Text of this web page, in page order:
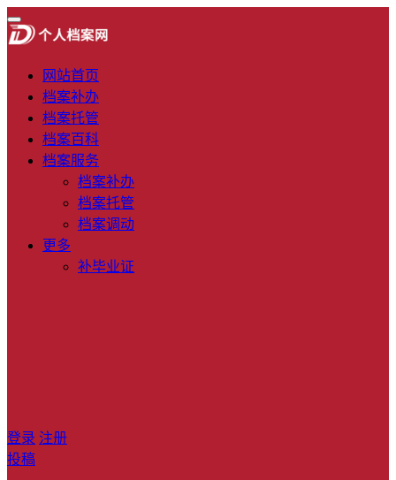
网站首页
档案补办
档案托管
档案百科
档案服务
档案补办
档案托管
档案调动
更多
补毕业证
登录 注册
投稿